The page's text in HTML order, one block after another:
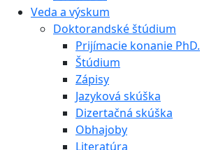
Veda a výskum
Doktorandské štúdium
Prijímacie konanie PhD.
Štúdium
Zápisy
Jazyková skúška
Dizertačná skúška
Obhajoby
Literatúra